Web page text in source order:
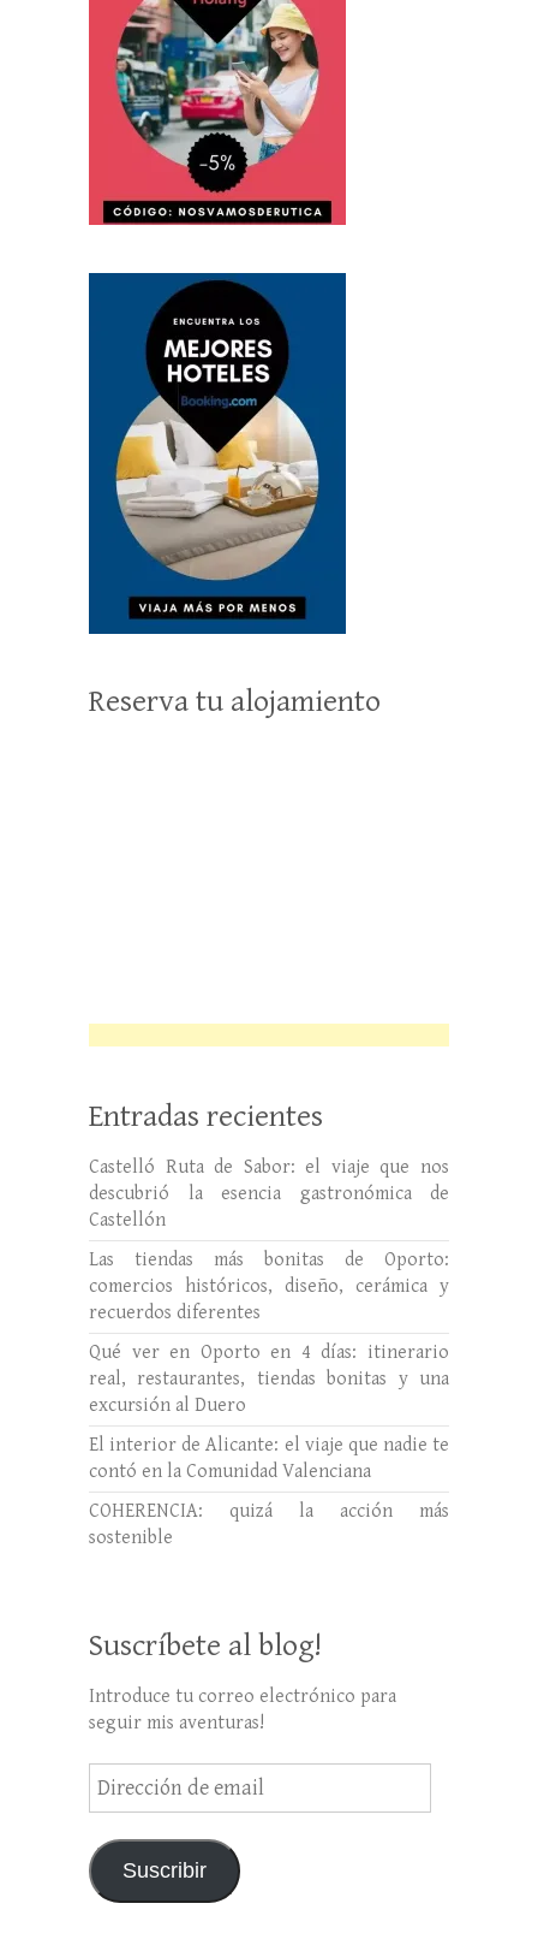
Reserva tu alojamiento
Entradas recientes
Castelló Ruta de Sabor: el viaje que nos
descubrió la esencia gastronómica de
Castellón
Las tiendas más bonitas de Oporto:
comercios históricos, diseño, cerámica y
recuerdos diferentes
Qué ver en Oporto en 4 días: itinerario
real, restaurantes, tiendas bonitas y una
excursión al Duero
El interior de Alicante: el viaje que nadie te
contó en la Comunidad Valenciana
COHERENCIA: quizá la acción más
sostenible
Suscríbete al blog!
Introduce tu correo electrónico para
seguir mis aventuras!
Dirección
de
Suscribir